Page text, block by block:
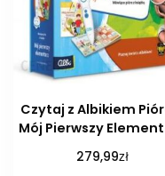
Czytaj z Albikiem
Mój Pierwszy
279,99zł